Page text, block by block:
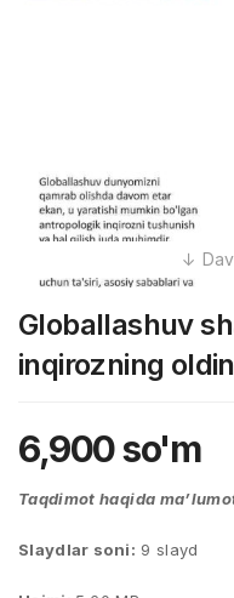
Globallashuv
inqirozning
6,900so'm
Taqdimot haqida
Slaydlar soni: 9 slayd